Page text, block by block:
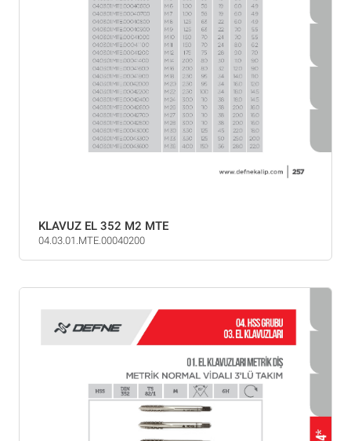
KLAVUZ EL 352 M2 MTE
04.03.01.MTE.00040200